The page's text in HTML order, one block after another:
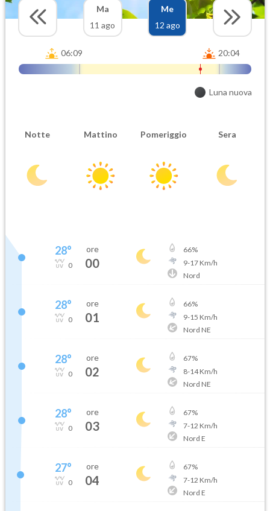
Ma
11 ago
Me
12 ago
06:09 20:04
Luna nuova
Notte Mattino Pomeriggio Sera
28°
0
ore
00
66%
9-17Km/h
Nord
28°
0
ore
01
66%
9-15 Km/h
Nord NE
28°
0
ore
02
67%
8-14Km/h
Nord NE
28°
0
ore
03
67%
7-12 Km/h
Nord E
27°
0
ore
04
67%
7-12 Km/h
Nord E